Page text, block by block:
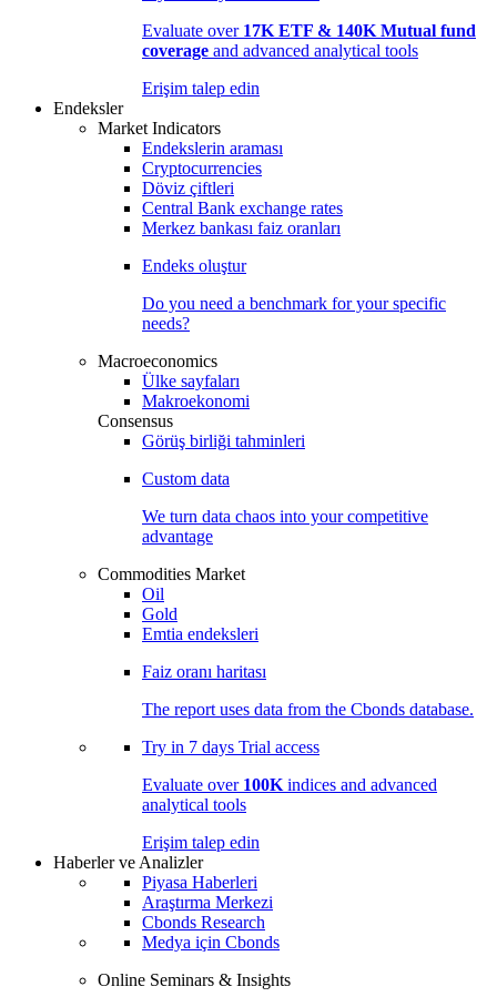
Evaluate over 17K ETF & 140K Mutual fund
coverage and advanced analytical tools
Erişim talep edin
Endeksler
Market Indicators
Endekslerin araması
Cryptocurrencies
Döviz çiftleri
Central Bank exchange rates
Merkez bankası faiz oranları
Endeks oluştur
Do you need a benchmark for your specific
needs?
Macroeconomics
Ülke sayfaları
Makroekonomi
Consensus
Görüş birliği tahminleri
Custom data
We turn data chaos into your competitive
advantage
Commodities Market
Oil
Gold
Emtia endeksleri
Faiz oranı haritası
The report uses data from the Cbonds database.
Try in 7 days Trial access
Evaluate over 100K indices and advanced
analytical tools
Erişim talep edin
Haberler ve Analizler
Piyasa Haberleri
Araştırma Merkezi
Cbonds Research
Medya için Cbonds
Online Seminars & Insights